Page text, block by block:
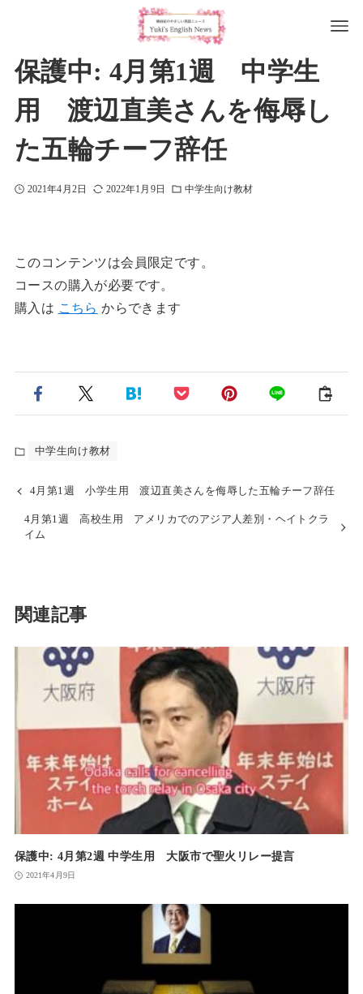
保護中: 4月第1週 中学生
用 渡辺直美さんを侮辱し
た五輪チーフ辞任
2021年4月2日 2022年1月9日 中学生向け教材
このコンテンツは会員限定です。
コースの購入が必要です。
購入は こちら からできます
中学生向け教材
4月第1週 小学生用 渡辺直美さんを侮辱した五輪チーフ辞任
4月第1週 高校生用 アメリカでのアジア人差別・ヘイトクラ
イム
関連記事
保護中: 4月第2週 中学生用 大阪市で聖火リレー提言
2021年4月9日